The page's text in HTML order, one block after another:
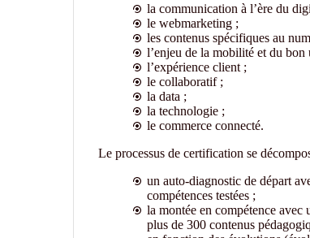
la communication à l’ère du
le webmarketing ;
les contenus spécifiques au
l’enjeu de la mobilité et du
l’expérience client ;
le collaboratif ;
la data ;
la technologie ;
le commerce connecté.
Le processus de certification se
un auto-diagnostic de départ
compétences testées ;
la montée en compétence
plus de 300 contenus